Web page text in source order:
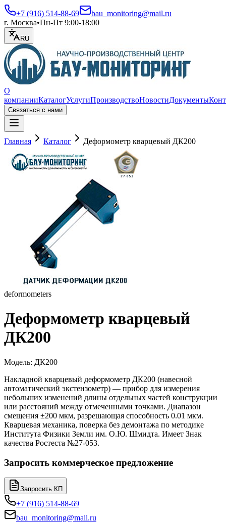
+7 (916) 514-88-69
bau_monitoring@mail.ru
г. Москва•Пн-Пт 9:00-18:00
RU
О
компанииКаталогУслугиПроизводствоНовостиДокументы
Связаться с нами
Главная Каталог Деформометр кварцевый ДК200
deformometers
Деформометр кварцевый
ДК200
Модель: ДК200
Накладной кварцевый деформометр ДК200 (навесной
автоматический экстензометр) — прибор для измерения
небольших изменений длины отдельных частей конструкции
или расстояний между отмеченными точками. Диапазон
смещения ±200 мкм, разрешающая способность 0.01 мкм.
Кварцевая механика, поверка без демонтажа по методике
Института Физики Земли им. О.Ю. Шмидта. Имеет Знак
качества Ростеста №27-053.
Запросить коммерческое предложение
Запросить КП
+7 (916) 514-88-69
bau_monitoring@mail.ru